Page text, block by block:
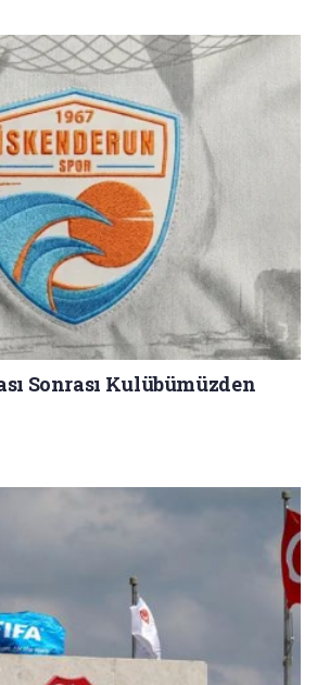
Sonrası Kulübümüzden